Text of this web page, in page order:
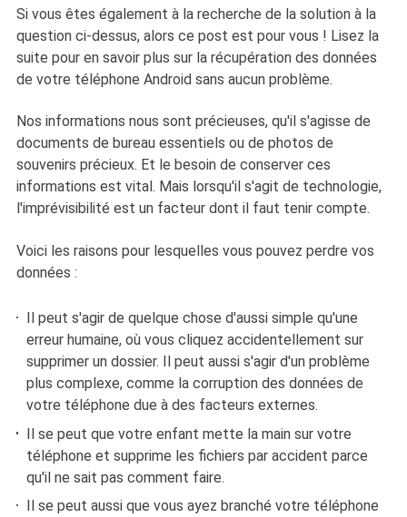
Si vous êtes également à la recherche de la solution à la
question ci-dessus, alors ce post est pour vous ! Lisez la
suite pour en savoir plus sur la récupération des données
de votre téléphone Android sans aucun problème.
Nos informations nous sont précieuses, qu'il s'agisse de
documents de bureau essentiels ou de photos de
souvenirs précieux. Et le besoin de conserver ces
informations est vital. Mais lorsqu'il s'agit de technologie,
l'imprévisibilité est un facteur dont il faut tenir compte.
Voici les raisons pour lesquelles vous pouvez perdre vos
données :
Il peut s'agir de quelque chose d'aussi simple qu'une
erreur humaine, où vous cliquez accidentellement sur
supprimer un dossier. Il peut aussi s'agir d'un problème
plus complexe, comme la corruption des données de
votre téléphone due à des facteurs externes.
Il se peut que votre enfant mette la main sur votre
téléphone et supprime les fichiers par accident parce
qu'il ne sait pas comment faire.
Il se peut aussi que vous ayez branché votre téléphone